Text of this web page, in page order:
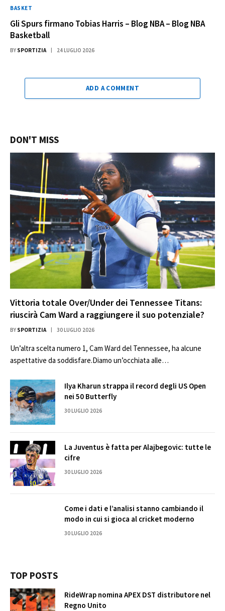
BASKET
Gli Spurs firmano Tobias Harris – Blog NBA – Blog NBA
Basketball
BY SPORTIZIA 24 LUGLIO 2026
ADD A COMMENT
DON'T MISS
Vittoria totale Over/Under dei Tennessee Titans:
riuscirà Cam Ward a raggiungere il suo potenziale?
BY SPORTIZIA 30 LUGLIO 2026
Un’altra scelta numero 1, Cam Ward del Tennessee, ha alcune
aspettative da soddisfare.Diamo un’occhiata alle…
Ilya Kharun strappa il record degli US Open
nei 50 Butterfly
30 LUGLIO 2026
La Juventus è fatta per Alajbegovic: tutte le
cifre
30 LUGLIO 2026
Come i dati e l’analisi stanno cambiando il
modo in cui si gioca al cricket moderno
30 LUGLIO 2026
TOP POSTS
RideWrap nomina APEX DST distributore nel
Regno Unito